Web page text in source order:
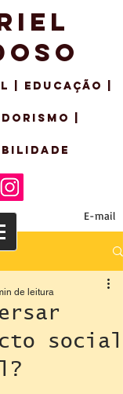
| EDUCAÇÃO |
|
E-mail
social
de leitura